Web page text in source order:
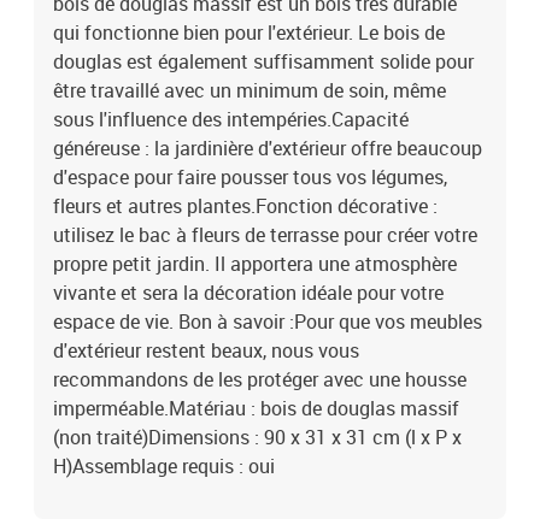
qui fonctionne bien pour l'extérieur. Le bois de
douglas est également suffisamment solide pour
être travaillé avec un minimum de soin, même
sous l'influence des intempéries.Capacité
généreuse : la jardinière d'extérieur offre beaucoup
d'espace pour faire pousser tous vos légumes,
fleurs et autres plantes.Fonction décorative :
utilisez le bac à fleurs de terrasse pour créer votre
propre petit jardin. Il apportera une atmosphère
vivante et sera la décoration idéale pour votre
espace de vie. Bon à savoir :Pour que vos meubles
d'extérieur restent beaux, nous vous
recommandons de les protéger avec une housse
imperméable.Matériau : bois de douglas massif
(non traité)Dimensions : 90 x 31 x 31 cm (l x P x
H)Assemblage requis : oui